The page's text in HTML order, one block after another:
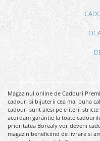
Magazinul online de Cadouri
cadouri si bijuterii cea mai buna
cadouri sunt alesi pe criterii
acordam garantie la toate
prioritatea Borealy vor deveni
magazin beneficiind de livrare si